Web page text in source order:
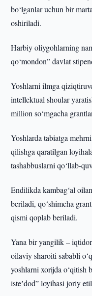
bo‘lganlar uchun bir
oshiriladi.
Harbiy oliygohlarning
qo‘mondon” davlat
Yoshlarni ilmga
intellektual shoular
million so‘mgacha
Yoshlarda tabiatga
qilishga qaratilgan
tashabbuslarni qo‘llab-
Endilikda kambag‘al
beriladi, qo‘shimcha
qismi qoplab beriladi.
Yana bir yangilik –
oilaviy sharoiti sababli
yoshlarni xorijda o‘qitish
isteʼdod” loyihasi joriy